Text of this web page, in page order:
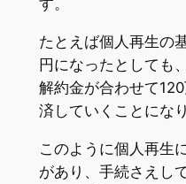
す。
たとえば個人再生の
円になったとしても
解約金が合わせて
済していくことにな
このように個人再生
があり、手続さえし